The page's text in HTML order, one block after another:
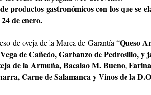
productos gastronómicos con los que
de enero.
de oveja de la Marca de Garantía “Queso
de Cañedo, Garbanzo de Pedrosillo,
de la Armuña, Bacalao M. Bueno,
Carne de Salamanca y Vinos de la